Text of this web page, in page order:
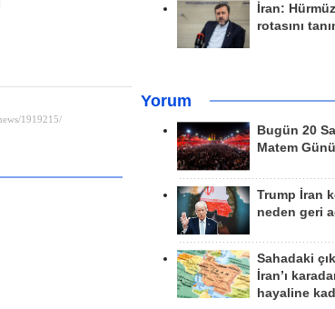
İran:
rotasını
Yorum
Bugün 20
Matem Günü
Trump İran
neden geri
Sahadaki
İran’ı
hayaline